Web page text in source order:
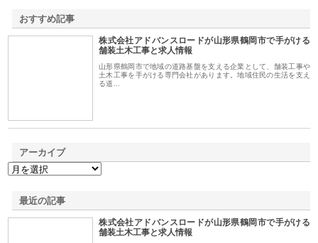
おすすめ記事
株式会社アドバンスロードが山形県鶴岡市で手がける
舗装土木工事と求人情報
山形県鶴岡市で地域の道路基盤を支える企業として、舗装工事や
土木工事を手がける専門会社があります。地域住民の生活を支え
る道…
アーカイブ
最近の記事
株式会社アドバンスロードが山形県鶴岡市で手がける
舗装土木工事と求人情報